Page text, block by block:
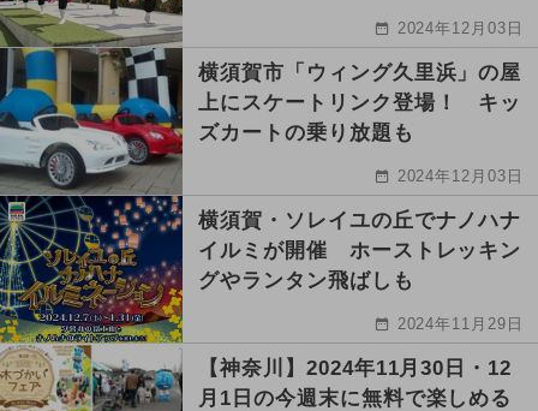
2024年12月03日
横須賀市「ウィング久里浜」の屋
上にスケートリンク登場！ キッ
ズカートの乗り放題も
2024年12月03日
横須賀・ソレイユの丘でナノハナ
イルミが開催 ホーストレッキン
グやランタン飛ばしも
2024年11月29日
【神奈川】2024年11月30日・12
月1日の今週末に無料で楽しめる